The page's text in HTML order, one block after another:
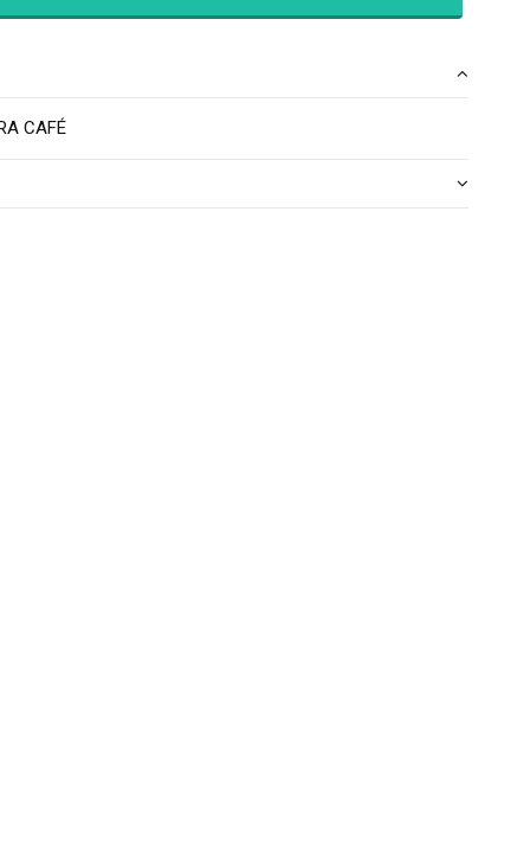
CAFÉ